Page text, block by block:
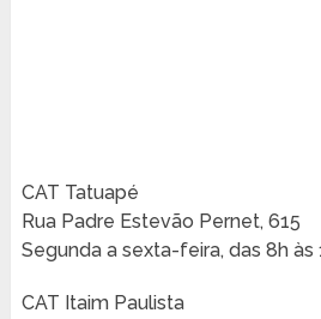
CAT Tatuapé
Rua Padre Estevão Pernet, 615
Segunda a sexta-feira, das 8h às
CAT Itaim Paulista